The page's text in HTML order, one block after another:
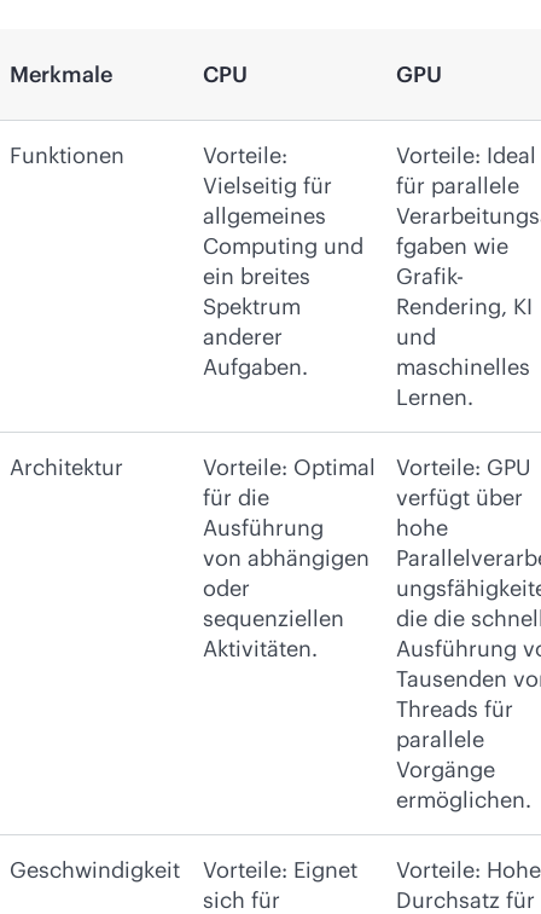
Merkmale CPU GPU
Funktionen
Vorteile:
Vielseitig für
allgemeines
Computing und
ein breites
Spektrum
anderer
Aufgaben.
Vorteile: Ideal
für parallele
fgaben wie
Grafik-
Rendering, KI
und
maschinelles
Lernen.
Architektur
Vorteile: Optimal
für die
Ausführung
von abhängigen
oder
sequenziellen
Aktivitäten.
Vorteile: GPU
verfügt über
hohe
die die
Ausführung
Tausenden
Threads für
parallele
Vorgänge
ermöglichen.
Geschwindigkeit
Vorteile: Eignet
sich für
Vorteile:
Durchsatz für